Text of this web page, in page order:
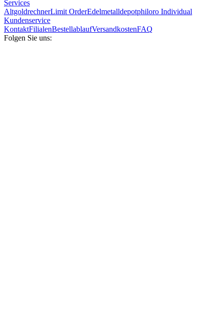
Services
AltgoldrechnerLimit OrderEdelmetalldepotphiloro Individual
Kundenservice
KontaktFilialenBestellablaufVersandkostenFAQ
Folgen Sie uns: